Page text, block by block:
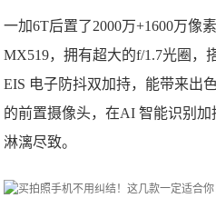
一加6T后置了2000万+1600万像
MX519，拥有超大的f/1.7光圈，
EIS 电子防抖双加持，能带来出
的前置摄像头，在AI 智能识别
淋漓尽致。